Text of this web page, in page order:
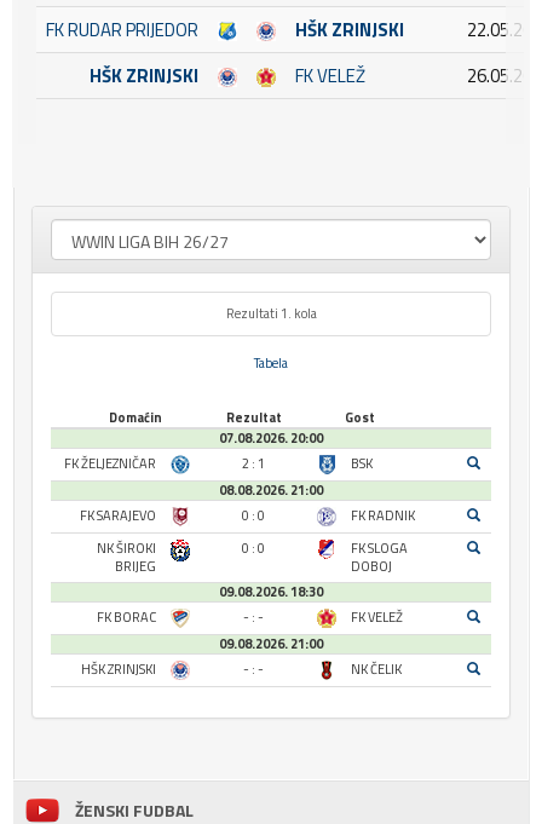
FK RUDAR PRIJEDOR HŠK ZRINJSKI
HŠK ZRINJSKI
FK VELEŽ
Rezultati 1. kola
Tabela
Domaćin Rezultat
Gost
07.08.2026. 20:00
FK ŽELJEZNIČAR
2 : 1
BSK
08.08.2026. 21:00
FK SARAJEVO
0 : 0
FK RADNIK
NK ŠIROKI
BRIJEG
0 : 0
FK SLOGA
DOBOJ
09.08.2026. 18:30
FK BORAC
- : -
FK VELEŽ
09.08.2026. 21:00
HŠK ZRINJSKI
- : - NK ČELIK
ŽENSKI FUDBAL